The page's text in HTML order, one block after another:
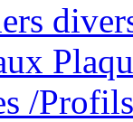
/Profils